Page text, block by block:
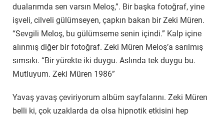
dualarımda sen varsın Meloş,”. Bir başka fotoğraf, yine
işveli, cilveli gülümseyen, çapkın bakan bir Zeki Müren.
“Sevgili Meloş, bu gülümseme senin içindi.” Kalp içine
alınmış diğer bir fotoğraf. Zeki Müren Meloş’a sarılmış
sımsıkı. “Bir yürekte iki duygu. Aslında tek duygu bu.
Mutluyum. Zeki Müren 1986”
Yavaş yavaş çeviriyorum albüm sayfalarını. Zeki Müren
belli ki, çok uzaklarda da olsa hipnotik etkisini hep